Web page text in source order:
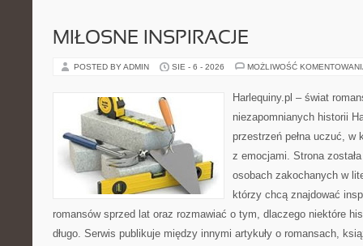
MIŁOSNE INSPIRACJE
POSTED BY ADMIN SIE - 6 - 2026 MOŻLIWOŚĆ
Harlequiny.pl – świat
niezapomnianych historii
przestrzeń pełna uczuć, w
z emocjami. Strona
osobach zakochanych w
którzy chcą znajdować
romansów sprzed lat oraz rozmawiać o tym, dlaczego niektóre
długo. Serwis publikuje między innymi artykuły o romansach,